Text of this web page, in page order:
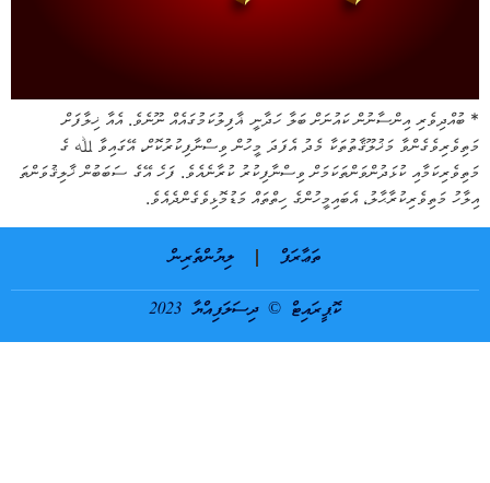
* ބުއްދިވެރި އިންސާނުން ކައުނަށް ބަލާ ހަދާނީ ޣާފިލުކަމުގައެއް ނޫނެވެ. އެއާ ޚިލާފަށް
މަތިވެރިވެގެންވާ މަޚުލޫޤާތުތަކާ މެދު އެފަދަ މީހުން ވިސްނާފިކުރުކޮށް، އޭގައިވާ ﷲ ގެ
މަތިވެރިކަމާއި ކުޅަދުންވަންތަކަމަށް ވިސްނާފިކުރު ކުރާނެއެވެ. ފަހެ އޭގެ ސަބަބުން ޚާލިޤުވަންތަ
އިލާހު މަތިވެރިކުރާޙާލު، އެބައިމީހުންގެ ހިތްތައް މަޑުމޮޅިވެގެންދެއެވެ.
ތަޢާރަފް
ލިޔުންތެރިން
ކޮޕީރައިޓް © ދިސަލަފިއްޔާ 2023